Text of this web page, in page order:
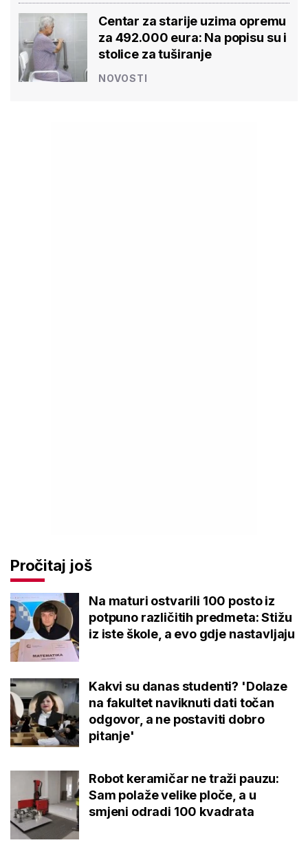
Centar za starije uzima opremu
za 492.000 eura: Na popisu su i
stolice za tuširanje
NOVOSTI
Pročitaj još
Na maturi ostvarili 100 posto iz
potpuno različitih predmeta: Stižu
iz iste škole, a evo gdje nastavljaju
Kakvi su danas studenti? 'Dolaze
na fakultet naviknuti dati točan
odgovor, a ne postaviti dobro
pitanje'
Robot keramičar ne traži pauzu:
Sam polaže velike ploče, a u
smjeni odradi 100 kvadrata